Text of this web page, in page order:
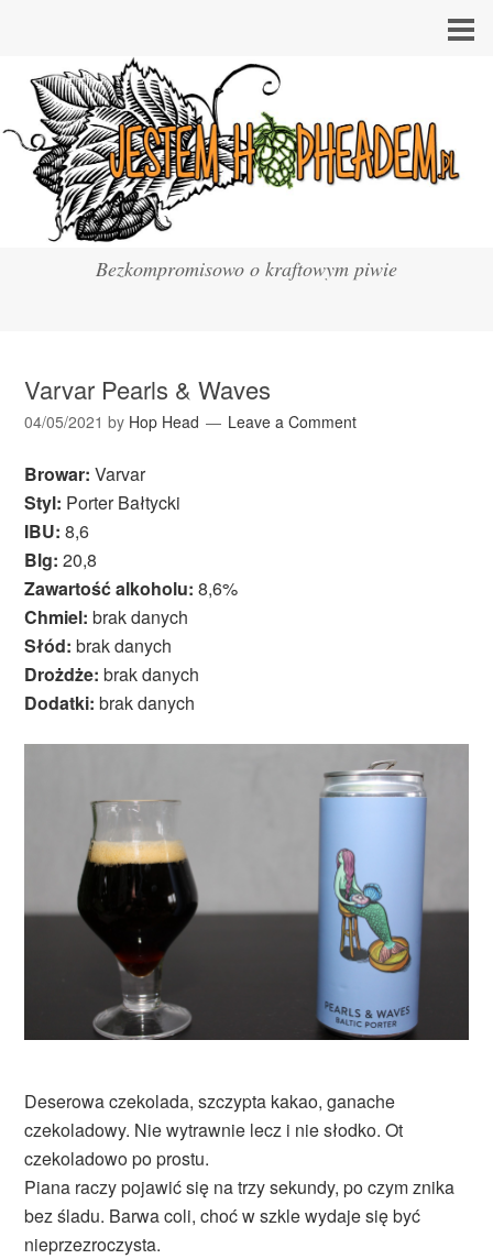
Bezkompromisowo o kraftowym piwie
Varvar Pearls & Waves
04/05/2021 by Hop Head Leave a Comment
Browar: Varvar
Styl: Porter Bałtycki
IBU: 8,6
Blg: 20,8
Zawartość alkoholu: 8,6%
Chmiel: brak danych
Słód: brak danych
Drożdże: brak danych
Dodatki: brak danych
Deserowa czekolada, szczypta kakao, ganache
czekoladowy. Nie wytrawnie lecz i nie słodko. Ot
czekoladowo po prostu.
Piana raczy pojawić się na trzy sekundy, po czym znika
bez śladu. Barwa coli, choć w szkle wydaje się być
nieprzezroczysta.